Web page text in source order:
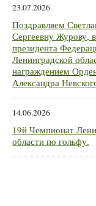
23.07.2026
Поздравляем
Сергеевну Журову,
президента
Ленинградской
награждением
Александра
14.06.2026
19й Чемпионат
области по гольфу.